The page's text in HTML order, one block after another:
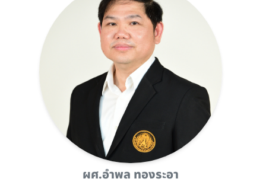
ผศ.อำพล ทองระอา